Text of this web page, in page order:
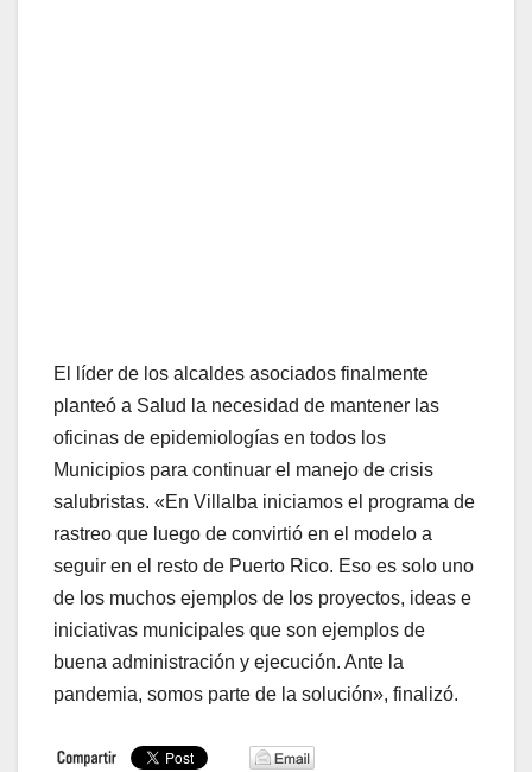
El líder de los alcaldes asociados finalmente
planteó a Salud la necesidad de mantener las
oficinas de epidemiologías en todos los
Municipios para continuar el manejo de crisis
salubristas. «En Villalba iniciamos el programa de
rastreo que luego de convirtió en el modelo a
seguir en el resto de Puerto Rico. Eso es solo uno
de los muchos ejemplos de los proyectos, ideas e
iniciativas municipales que son ejemplos de
buena administración y ejecución. Ante la
pandemia, somos parte de la solución», finalizó.